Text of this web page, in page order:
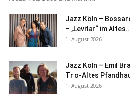
Jazz Köln –
– „Levitar“ im
1. August 2026
Jazz Köln – Emil
Trio-Altes
1. August 2026